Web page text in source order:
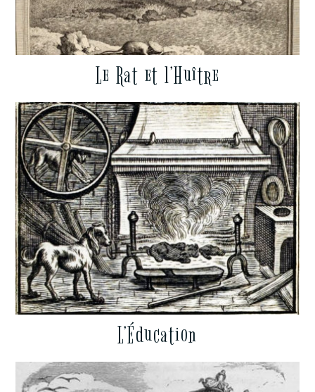
Le Rat et l’Huître
L’Éducation